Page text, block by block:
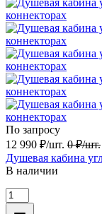
По запросу
12 990 ₽/шт. 0 ₽/шт.
Душевая кабина
В наличии